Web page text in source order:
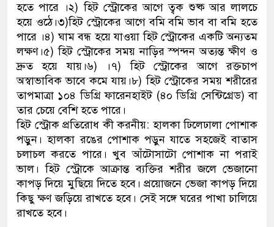
প্রধানমন্ত্রী
মিরপুর মডেল থানার অভিযানে
মাদক কারবারি গ্রেফতার
২৮ লাখ টাকার জাল নোটসহ
যেকোনো সময় বেনজীরের
নেতৃত্ব ও গণতন্ত্রের মূর্তমান প্রতীক
হতে পারে ।২) হিট স্ট্রোকের আগে ত্বক শুষ্ক আর লালচে
হয়ে ওঠে।৩)হিট স্ট্রোকের আগে বমি বমি ভাব বা বমি হতে
পারে ।৪) ঘাম বন্ধ হয়ে যাওয়া হিট স্ট্রোকের একটি অন্যতম
লক্ষণ।৫) হিট স্ট্রোকের সময় নাড়ির স্পন্দন অত্যন্ত ক্ষীণ ও
দ্রুত হয়ে যায়।৬) ।৭) হিট স্ট্রোকের আগে রক্তচাপ
অস্বাভাবিক ভাবে কমে যায়।৮) হিট স্ট্রোকের সময় শরীরের
তাপমাত্রা ১০৪ ডিগ্রি ফারেনহাইট (৪০ ডিগ্রি সেন্টিগ্রেড) বা
তার চেয়ে বেশি হতে পারে।
হিট স্ট্রোক প্রতিরোধ কী করনীয়: হালকা ঢিলেঢালা পোশাক
পড়ুন। হালকা রঙের পোশাক পড়ুন যাতে সহজেই বাতাস
চলাচল করতে পারে। খুব আঁটোসাটো পোশাক না পরাই
ভাল। হিট স্ট্রোকে আক্রান্ত ব্যক্তির শরীর জলে ভেজানো
কাপড় দিয়ে মুছিয়ে দিতে হবে। প্রয়োজনে ভেজা কাপড় দিয়ে
কিছু ক্ষণ জড়িয়ে রাখতে হবে। সেই সঙ্গে ঘরের পাখা চালিয়ে
রাখতে হবে।